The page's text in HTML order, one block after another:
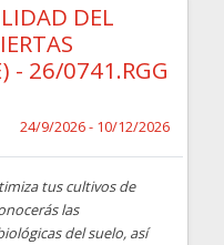
DEL
- 26/0741.RGG
24/9/2026 - 10/12/2026
tus cultivos de
las
del suelo, así